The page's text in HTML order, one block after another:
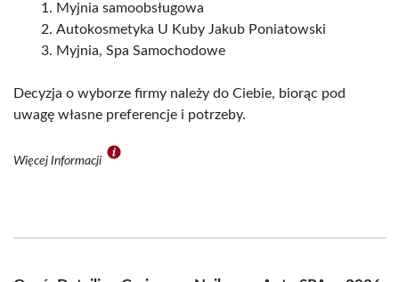
Myjnia samoobsługowa
Autokosmetyka U Kuby Jakub Poniatowski
Myjnia, Spa Samochodowe
Decyzja o wyborze firmy należy do Ciebie, biorąc pod
uwagę własne preferencje i potrzeby.
Więcej Informacji